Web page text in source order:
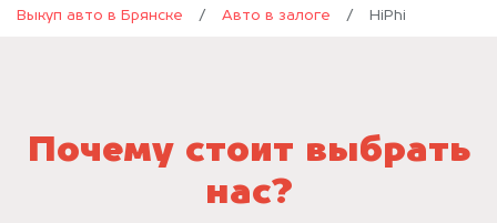
Выкуп авто в Брянске / Авто в залоге / HiPhi
Почему стоит выбрать
нас?